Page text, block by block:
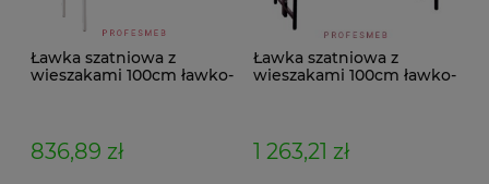
Ławka szatniowa z
wieszakami 100cm ławko-
836,89 zł
Ławka szatniowa z
wieszakami 100cm ławko-
1 263,21 zł